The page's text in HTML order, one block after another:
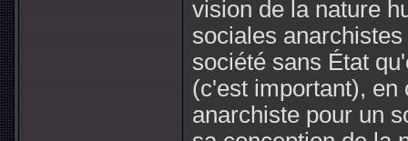
vision de la nature
sociales
société sans État
(c'est important), en
anarchiste pour un